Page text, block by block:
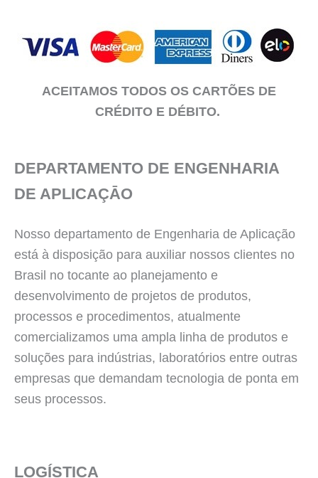
ACEITAMOS TODOS OS CARTÕES DE
CRÉDITO E DÉBITO.
DEPARTAMENTO DE ENGENHARIA
DE APLICAÇĀO
Nosso departamento de Engenharia de Aplicação
está à disposição para auxiliar nossos clientes no
Brasil no tocante ao planejamento e
desenvolvimento de projetos de produtos,
processos e procedimentos, atualmente
comercializamos uma ampla linha de produtos e
soluções para indústrias, laboratórios entre outras
empresas que demandam tecnologia de ponta em
seus processos.
LOGÍSTICA